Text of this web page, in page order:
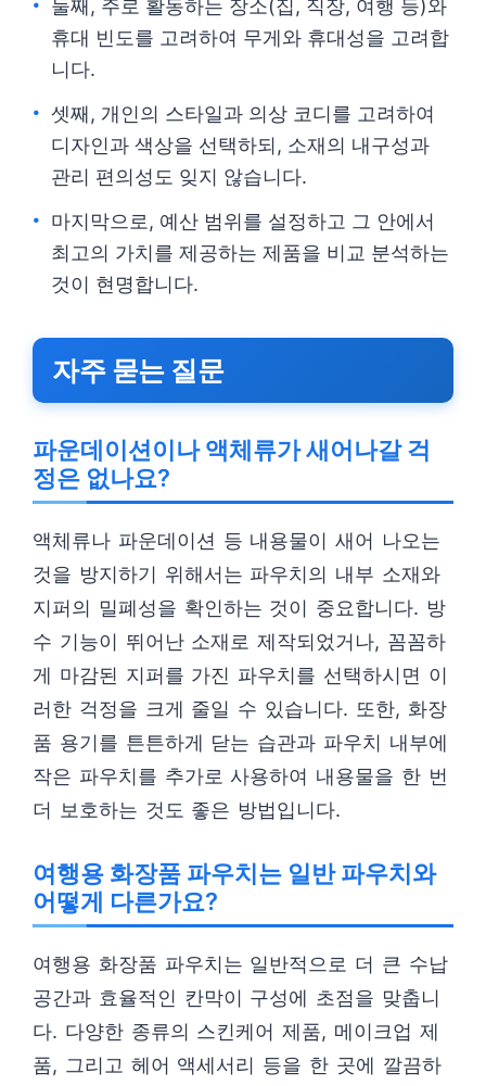
둘째, 주로 활동하는 장소(집, 직장, 여행 등)와
휴대 빈도를 고려하여 무게와 휴대성을 고려합
니다.
셋째, 개인의 스타일과 의상 코디를 고려하여
디자인과 색상을 선택하되, 소재의 내구성과
관리 편의성도 잊지 않습니다.
마지막으로, 예산 범위를 설정하고 그 안에서
최고의 가치를 제공하는 제품을 비교 분석하는
것이 현명합니다.
자주 묻는 질문
파운데이션이나 액체류가 새어나갈 걱
정은 없나요?
액체류나 파운데이션 등 내용물이 새어 나오는
것을 방지하기 위해서는 파우치의 내부 소재와
지퍼의 밀폐성을 확인하는 것이 중요합니다. 방
수 기능이 뛰어난 소재로 제작되었거나, 꼼꼼하
게 마감된 지퍼를 가진 파우치를 선택하시면 이
러한 걱정을 크게 줄일 수 있습니다. 또한, 화장
품 용기를 튼튼하게 닫는 습관과 파우치 내부에
작은 파우치를 추가로 사용하여 내용물을 한 번
더 보호하는 것도 좋은 방법입니다.
여행용 화장품 파우치는 일반 파우치와
어떻게 다른가요?
여행용 화장품 파우치는 일반적으로 더 큰 수납
공간과 효율적인 칸막이 구성에 초점을 맞춥니
다. 다양한 종류의 스킨케어 제품, 메이크업 제
품, 그리고 헤어 액세서리 등을 한 곳에 깔끔하